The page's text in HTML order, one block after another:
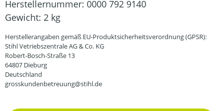
Herstellernummer: 0000 792 9140
Gewicht: 2 kg
Herstellerangaben gemäß EU-Produktsicherheitsverordnung (GPSR):
Stihl Vetriebszentrale AG & Co. KG
Robert-Bosch-Straße 13
64807 Dieburg
Deutschland
grosskundenbetreuung@stihl.de